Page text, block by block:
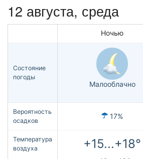
12 августа, среда
Ночью
Состояние
погоды
Малооблачно
Вероятность
осадков
17%
Температура
воздуха
+15...+18°